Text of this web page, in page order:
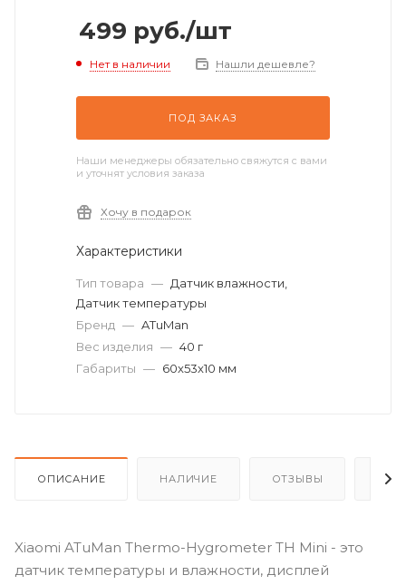
499 руб./шт
Нет в наличии Нашли дешевле?
ПОД ЗАКАЗ
Наши менеджеры обязательно свяжутся с вами
и уточнят условия заказа
Хочу в подарок
Характеристики
Тип товара — Датчик влажности,
Датчик температуры
Бренд — ATuMan
Вес изделия — 40 г
Габариты — 60x53x10 мм
ОПИСАНИЕ НАЛИЧИЕ ОТЗЫВЫ
Xiaomi ATuMan Thermo-Hygrometer TH Mini - это
датчик температуры и влажности, дисплей